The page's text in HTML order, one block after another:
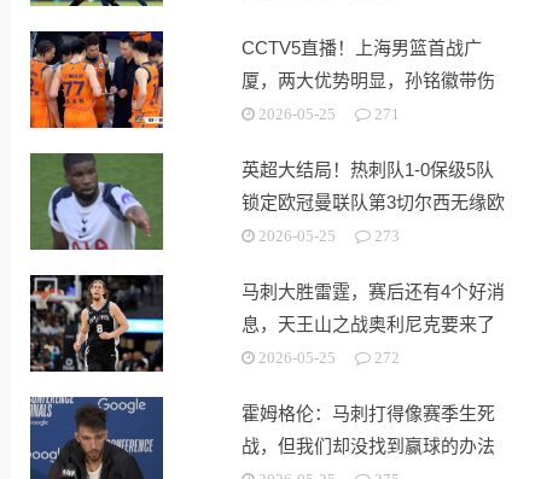
CCTV5直播！上海男篮首战广
厦，两大优势明显，孙铭徽带伤
出战！
2026-05-25 271
英超大结局！热刺队1-0保级5队
锁定欧冠曼联队第3切尔西无缘欧
战2026-05-25 273
马刺大胜雷霆，赛后还有4个好消
息，天王山之战奥利尼克要来了
2026-05-25 272
霍姆格伦：马刺打得像赛季生死
战，但我们却没找到赢球的办法